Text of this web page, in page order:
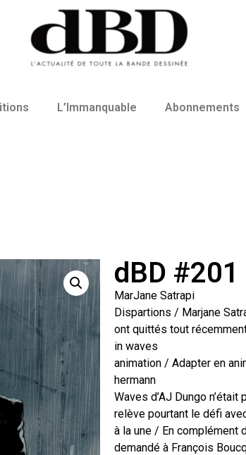
L’Immanquable Abonnements
dBD #201
MarJane Satrapi
Dispartions / Marjane
ont quittés tout
in waves
animation / Adapter en
hermann
Waves d’AJ Dungo
relève pourtant le défi
à la une / En complément
demandé à François